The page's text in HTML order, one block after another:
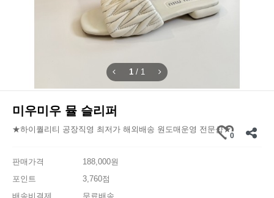
1 / 1
미우미우 뮬 슬리퍼
★하이퀄리티 공장직영 최저가 해외배송 원도매운영 전문샵★
0
판매가격
188,000원
포인트
3,760점
배송비결제
무료배송